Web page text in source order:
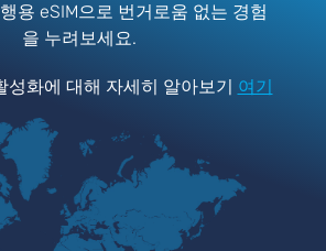
용 eSIM으로 번거로움 없는 경험
을 누려보세요.
성화에 대해 자세히 알아보기 여기